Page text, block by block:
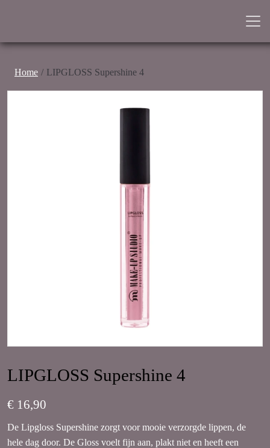
Home LIPGLOSS Supershine 4
LIPGLOSS Supershine 4
€ 16,90
De Lipgloss Supershine zorgt voor mooie verzorgde lippen, de
hele dag door. De Gloss voelt fijn aan, plakt niet en heeft een